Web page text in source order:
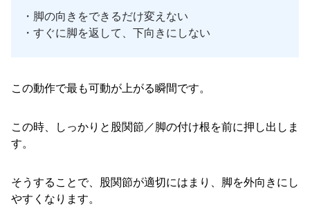
・脚の向きをできるだけ変えない
・すぐに脚を返して、下向きにしない
この動作で最も可動が上がる瞬間です。
この時、しっかりと股関節／脚の付け根を前に押し出しま
す。
そうすることで、股関節が適切にはまり、脚を外向きにし
やすくなります。